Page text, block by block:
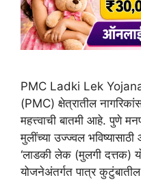
PMC Ladki Lek Yojana
(PMC) क्षेत्रातील
महत्त्वाची बातमी आहे. पुणे
मुलींच्या उज्ज्वल भविष्यासाठी
‘लाडकी लेक (मुलगी दत्तक)
योजनेअंतर्गत पात्र